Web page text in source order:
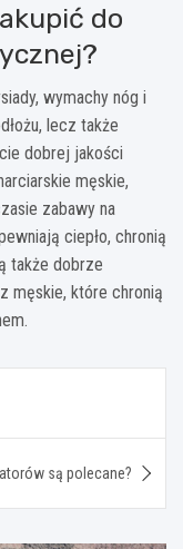
do
wymachy nóg i
lecz także
dobrej jakości
męskie,
zabawy na
ciepło, chronią
także dobrze
męskie, które chronią
są polecane?